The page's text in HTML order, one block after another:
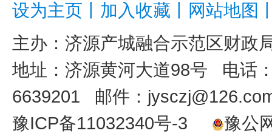
设为主页 加入收藏 网站地图
主办： 济源产城融合示范区财政
地址：济源黄河大道98号 电话
6639201 邮件：
豫ICP备11032340号-3
豫公